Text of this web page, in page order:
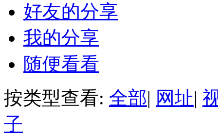
好友的分享
我的分享
随便看看
按类型查看: 全部| 网址|
子